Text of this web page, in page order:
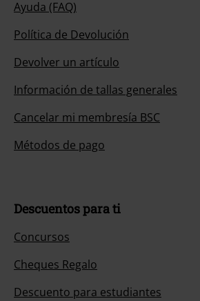
Ayuda (FAQ)
Política de Devolución
Devolver un artículo
Información de tallas generales
Cancelar mi membresía BSC
Métodos de pago
Descuentos para ti
Concursos
Cheques Regalo
Descuento para estudiantes